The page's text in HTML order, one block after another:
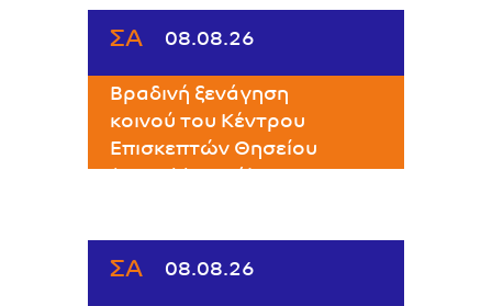
08.08.26
ΣΑ
Βραδινή ξενάγηση
κοινού του Κέντρου
Επισκεπτών Θησείου
08.08.26
ΣΑ